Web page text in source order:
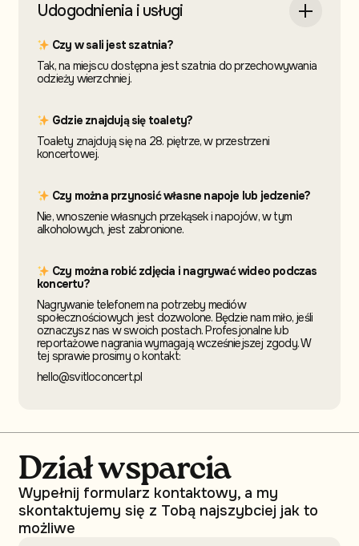
Udogodnienia i usługi
Czy w sali jest szatnia?
Tak, na miejscu dostępna jest szatnia do przechowywania
odzieży wierzchniej.
Gdzie znajdują się toalety?
Toalety znajdują się na 28. piętrze, w przestrzeni
koncertowej.
Czy można przynosić własne napoje lub jedzenie?
Nie, wnoszenie własnych przekąsek i napojów, w tym
alkoholowych, jest zabronione.
Czy można robić zdjęcia i nagrywać wideo podczas
koncertu?
Nagrywanie telefonem na potrzeby mediów
społecznościowych jest dozwolone. Będzie nam miło, jeśli
oznaczysz nas w swoich postach. Profesjonalne lub
reportażowe nagrania wymagają wcześniejszej zgody. W
tej sprawie prosimy o kontakt:
hello@svitloconcert.pl
Dział wsparcia
Wypełnij formularz kontaktowy, a my
skontaktujemy się z Tobą najszybciej jak to
możliwe